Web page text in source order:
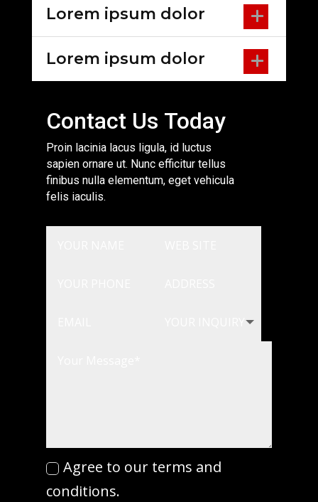
Lorem ipsum dolor
Lorem ipsum dolor
Contact Us Today
Proin lacinia lacus ligula, id luctus
sapien ornare ut. Nunc efficitur tellus
finibus nulla elementum, eget vehicula
felis iaculis.
Agree to our terms and
conditions.